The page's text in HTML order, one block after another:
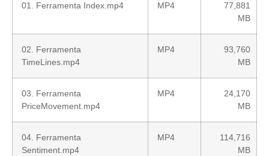
01. Ferramenta Index.mp4 MP4
77,881
MB
02. Ferramenta
TimeLines.mp4
MP4
93,760
MB
03. Ferramenta
PriceMovement.mp4
MP4
24,170
MB
04. Ferramenta
Sentiment.mp4
MP4
114,716
MB